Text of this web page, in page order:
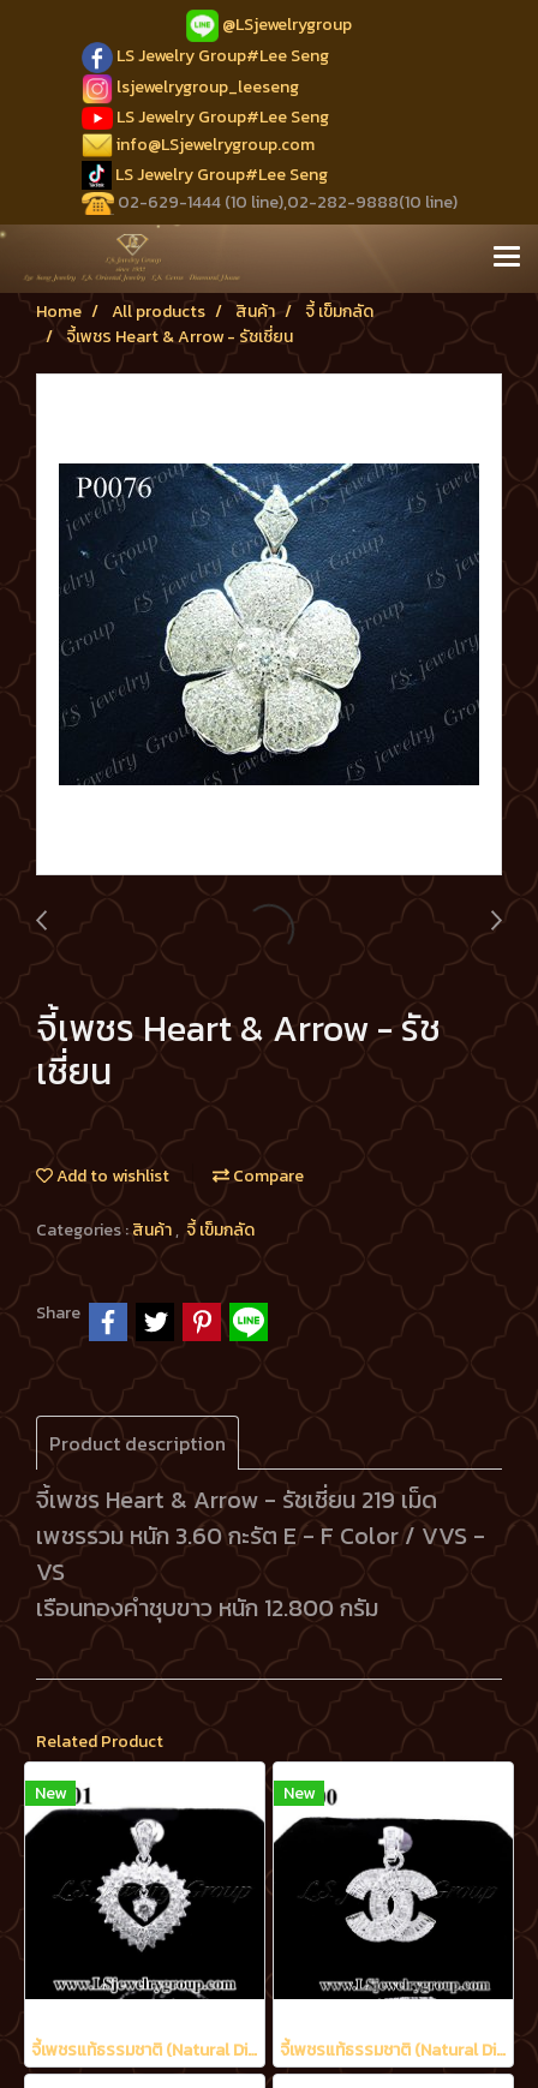
@LSjewelrygroup
LS Jewelry Group#Lee Seng
lsjewelrygroup_leeseng
LS Jewelry Group#Lee Seng
info@LSjewelrygroup.com
LS Jewelry Group#Lee Seng
02-629-1444 (10 line),02-282-9888(10 line)
Home All products สินค้า
จี้ เข็มกลัด
จี้เพชร Heart & Arrow - รัชเชี่ยน
จี้เพชร Heart & Arrow - รัช
เชี่ยน
Add to wishlist Compare
Categories :สินค้า, จี้ เข็มกลัด
Share
Product description
จี้เพชร Heart & Arrow - รัชเชี่ยน 219 เม็ด
เพชรรวม หนัก 3.60 กะรัต E - F Color / VVS -
VS
เรือนทองคำชุบขาว หนัก 12.800 กรัม
Related Product
New
จี้เพชรแท้ธรรมชาติ (Natural Diamonds) 2.21 Ct.
New
จี้เพชรแท้ธรรมชาติ (Natural Diamonds) 1.60 Ct.